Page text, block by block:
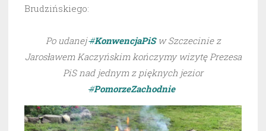
Brudzińskiego:
Po udanej#KonwencjaPiSw Szczecinie z
Jarosławem Kaczyńskim kończymy wizytę Prezesa
PiS nad jednym z pięknych jezior
#PomorzeZachodnie